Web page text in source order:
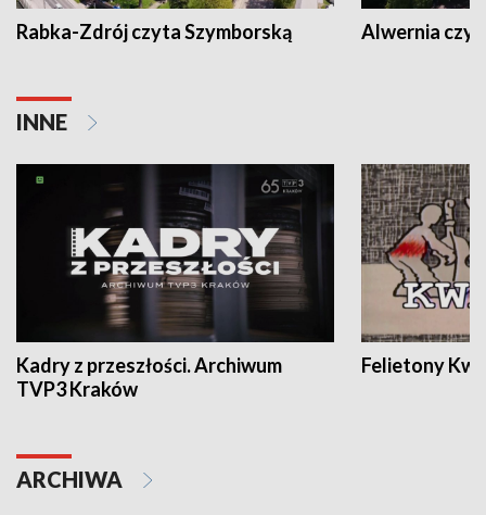
Rabka-Zdrój czyta Szymborską Alwernia
INNE
Kadry z przeszłości. Archiwum
TVP3 Kraków
Felietony
ARCHIWA